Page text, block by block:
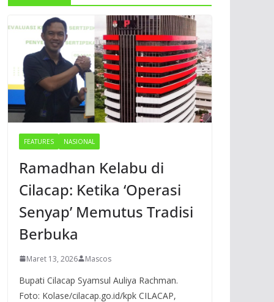
FEATURES NASIONAL
Ramadhan Kelabu di
Cilacap: Ketika ‘Operasi
Senyap’ Memutus Tradisi
Berbuka
Maret 13, 2026 Mascos
Bupati Cilacap Syamsul Auliya Rachman.
Foto: Kolase/cilacap.go.id/kpk CILACAP,